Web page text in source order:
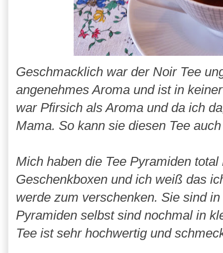
Geschmacklich war der Noir Tee
angenehmes Aroma und ist in
war Pfirsich als Aroma und da ich
Mama. So kann sie diesen Tee
Mich haben die Tee Pyramiden
Geschenkboxen und ich weiß das
werde zum verschenken. Sie sind
Pyramiden selbst sind nochmal in
Tee ist sehr hochwertig und